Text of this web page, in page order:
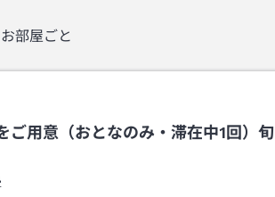
お部屋ごと
用意（おとなのみ・滞在中1回）旬